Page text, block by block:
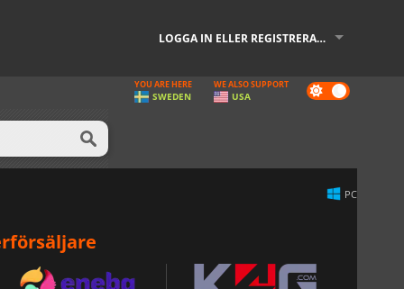
LOGGA IN ELLER REGISTRERA DIG
Dark
mode
YOU ARE HERE
SWEDEN
WE ALSO SUPPORT
USA
PC